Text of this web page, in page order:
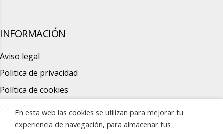
INFORMACIÓN
Aviso legal
Politica de privacidad
Política de cookies
En esta web las cookies se utilizan para mejorar tu
experiencia de navegación, para almacenar tus